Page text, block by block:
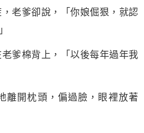
老爹卻說，「你娘倔狠，就認
棉背上，「以後每年過年我
開枕頭，偏過臉，眼裡放著